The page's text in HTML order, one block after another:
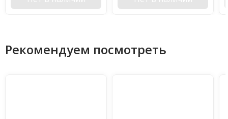
Рекомендуем посмотреть